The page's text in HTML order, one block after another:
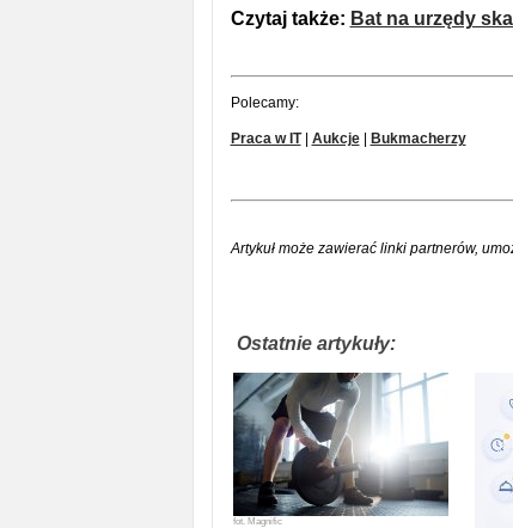
Czytaj także: Bat na urzędy
Polecamy:
Praca w IT| Aukcje| Bukmacherzy
Artykuł może zawierać linki partnerów,
Ostatnie artykuły:
fot. Magnific